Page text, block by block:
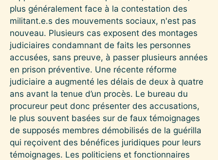
plus généralement face à la contestation des
militant.e.s des mouvements sociaux, n'est pas
nouveau. Plusieurs cas exposent des montages
judiciaires condamnant de faits les personnes
accusées, sans preuve, à passer plusieurs années
en prison préventive. Une récente réforme
judiciaire a augmenté les délais de deux à quatre
ans avant la tenue d’un procès. Le bureau du
procureur peut donc présenter des accusations,
le plus souvent basées sur de faux témoignages
de supposés membres démobilisés de la guérilla
qui reçoivent des bénéfices juridiques pour leurs
témoignages. Les politiciens et fonctionnaires